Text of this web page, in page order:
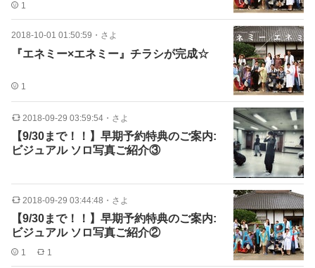
1
2018-10-01 01:50:59 ・ さよ
『エネミー×エネミー』チラシが完成☆
1
2018-09-29 03:59:54 ・ さよ
【9/30まで！！】早期予約特典のご案内:
ビジュアル ソロ写真ご紹介③
2018-09-29 03:44:48 ・ さよ
【9/30まで！！】早期予約特典のご案内:
ビジュアル ソロ写真ご紹介②
1 1